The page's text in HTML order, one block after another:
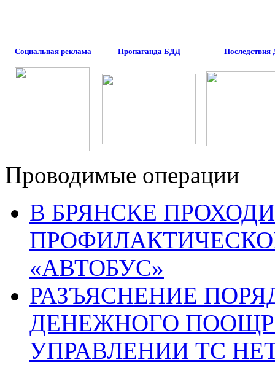
Социальная реклама Пропаганда БДД
Проводимые операции
В БРЯНСКЕ
«АВТОБУС»
РАЗЪЯСНЕНИЕ
ДЕНЕЖНОГО
УПРАВЛЕНИИ ТС